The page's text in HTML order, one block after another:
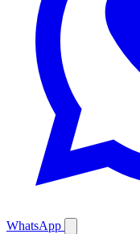
WhatsApp